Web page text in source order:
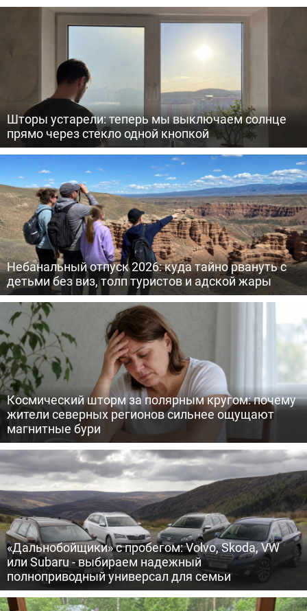
Шторы устарели: теперь мы выключаем солнце
прямо через стекло одной кнопкой
Небанальный отпуск 2026: куда тайно рвануть с
детьми без виз, толп туристов и адской жары
Космический шторм за полярным кругом: почему
жители северных регионов сильнее ощущают
магнитные бури
«Дальнобойщики» с пробегом: Volvo, Skoda, VW
или Subaru - выбираем надежный
полноприводный универсал для семьи